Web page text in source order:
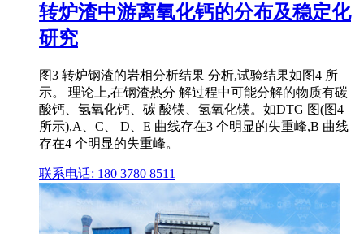
转炉渣中游离氧化钙的分布及稳定化
研究
图3 转炉钢渣的岩相分析结果 分析,试验结果如图4 所
示。 理论上,在钢渣热分 解过程中可能分解的物质有碳
酸钙、氢氧化钙、碳 酸镁、氢氧化镁。如DTG 图(图4
所示),A、C、 D、E 曲线存在3 个明显的失重峰,B 曲线
存在4 个明显的失重峰。
联系电话: 180 3780 8511